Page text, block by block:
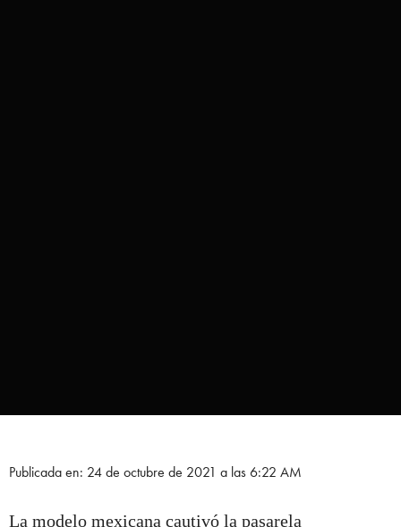
Publicada en: 24 de octubre de 2021 a las 6:22 AM
La modelo mexicana cautivó la pasarela